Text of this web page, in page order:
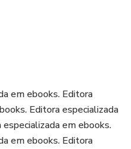
em ebooks. Editora
Editora especializada
em ebooks.
em ebooks. Editora